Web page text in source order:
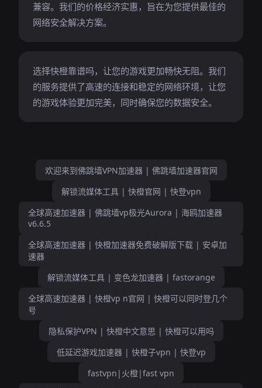
兼容。我们的价格经济实惠，旨在为您提供最佳的
网络安全解决方案。
选择快橙靠谱吗，让您的游戏更加畅快无阻。我们
的服务提供了高速的连接和稳定的网络环境，让您
的游戏体验更加完美，同时确保您的数据安全。
欢迎来到佛跳墙VPN加速器 | 佛跳墙加速器官网
解锁流媒体工具 | 快橙官网 | 快登vpn
全球高速加速器 | 佛跳墙vp极光Aurora | 海鸥加速器
v6.6.5
全球高速加速器 | 快橙加速器免费破解版下载 | 安卓加
速器
解锁流媒体工具 | 变色龙加速器 | fastorange
全球高速加速器 | 快橙vp n官网 | 快橙可以同时登几个
号
隐私保护VPN | 快橙中文意思 | 快橙可以用吗
低延迟游戏加速器 | 快橙子vpn | 快登vp
fastvpn|火橙|fast vpn